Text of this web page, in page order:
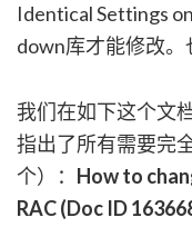
Identical Settings
down库才能修改。
我们在如下这个文
指出了所有需要完
个）： How to
RAC (Doc ID